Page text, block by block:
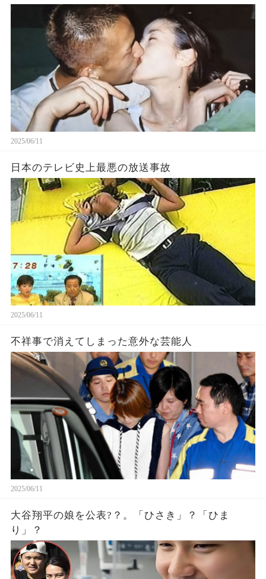
2025/06/11
日本のテレビ史上最悪の放送事故
2025/06/11
不祥事で消えてしまった意外な芸能人
2025/06/11
大谷翔平の娘を公表?？。「ひさき」？「ひま
り」？